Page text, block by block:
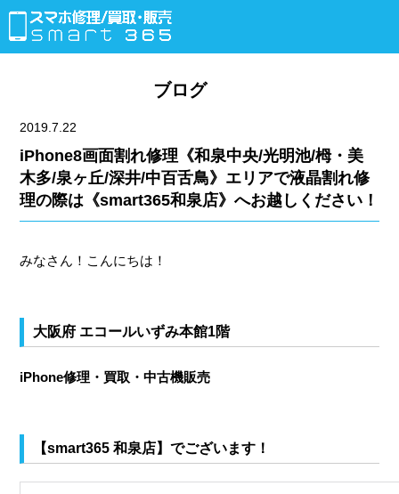
ブログ
2019.7.22
iPhone8画面割れ修理《和泉中央/光明池/栂・美
木多/泉ヶ丘/深井/中百舌鳥》エリアで液晶割れ修
理の際は《smart365和泉店》へお越しください！
みなさん！こんにちは！
大阪府 エコールいずみ本館1階
iPhone修理・買取・中古機販売
【smart365 和泉店】でございます！